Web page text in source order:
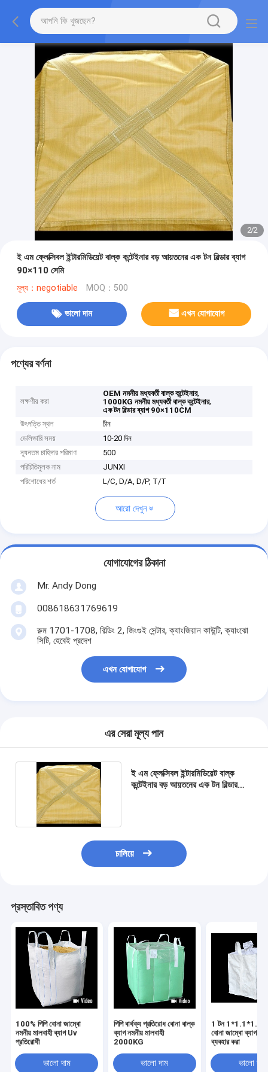
2/2
ই এম ফ্লেক্সিবল ইন্টারমিডিয়েট বাল্ক কন্টেইনার বড় আয়তনের এক টন বিল্ডার ব্যাগ
90×110 সেমি
মূল্য：negotiable MOQ：500
ভালো দাম এখন যোগাযোগ
পণ্যের বর্ণনা
লক্ষণীয় করা
OEM নমনীয় মধ্যবর্তী বাল্ক কন্টেইনার,
1000KG নমনীয় মধ্যবর্তী বাল্ক কন্টেইনার,
এক টন বিল্ডার ব্যাগ 90×110CM
উৎপত্তি স্থল
চীন
ডেলিভারি সময়
10-20 দিন
ন্যূনতম চাহিদার পরিমাণ
500
পরিচিতিমুলক নাম
JUNXI
পরিশোধের শর্ত
L/C, D/A, D/P, T/T
আরো দেখুন
যোগাযোগের ঠিকানা
Mr. Andy Dong
008618631769619
রুম 1701-1708, বিল্ডিং 2, জিংগুই সেন্টার, ক্যাংজিয়ান কাউন্টি, ক্যাংঝো
সিটি, হেবেই প্রদেশ
এখন যোগাযোগ
এর সেরা মূল্য পান
ই এম ফ্লেক্সিবল ইন্টারমিডিয়েট বাল্ক
কন্টেইনার বড় আয়তনের এক টন বিল্ডার
চালিয়ে
প্রস্তাবিত পণ্য
100% পিপি বোনা জাম্বো
নমনীয় মালবাহী ব্যাগ Uv
প্রতিরোধী
ভালো দাম
পিপি বার্ধক্য প্রতিরোধ বোনা বাল্ক
ব্যাগ নমনীয় মালবাহী
2000KG
ভালো দাম
1 টন
বোনা জাম্বো ব্যাগ
ব্যবহার করা
ভালো দাম